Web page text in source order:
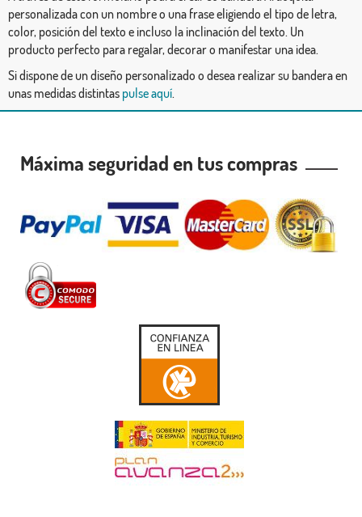
personalizada con un nombre o una frase eligiendo el tipo de letra,
color, posición del texto e incluso la inclinación del texto. Un
producto perfecto para regalar, decorar o manifestar una idea.
Si dispone de un diseño personalizado o desea realizar su bandera en
unas medidas distintas pulse aquí.
Máxima seguridad en tus compras